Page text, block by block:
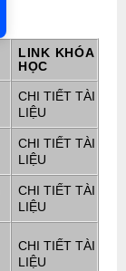
LINK KHÓA
HỌC
CHI TIẾT TÀI
LIỆU
CHI TIẾT TÀI
LIỆU
CHI TIẾT TÀI
LIỆU
CHI TIẾT TÀI
LIỆU